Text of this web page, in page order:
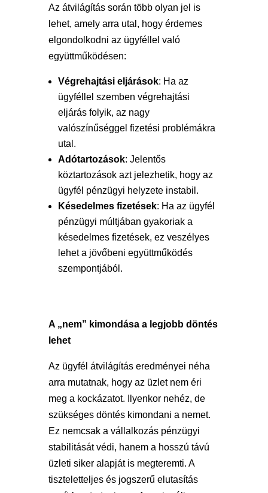
Az átvilágítás során több olyan jel is
lehet, amely arra utal, hogy érdemes
elgondolkodni az ügyféllel való
együttműködésen:
Végrehajtási eljárások: Ha az
ügyféllel szemben végrehajtási
eljárás folyik, az nagy
valószínűséggel fizetési problémákra
utal.
Adótartozások: Jelentős
köztartozások azt jelezhetik, hogy az
ügyfél pénzügyi helyzete instabil.
Késedelmes fizetések: Ha az ügyfél
pénzügyi múltjában gyakoriak a
késedelmes fizetések, ez veszélyes
lehet a jövőbeni együttműködés
szempontjából.
A „nem” kimondása a legjobb döntés
lehet
Az ügyfél átvilágítás eredményei néha
arra mutatnak, hogy az üzlet nem éri
meg a kockázatot. Ilyenkor nehéz, de
szükséges döntés kimondani a nemet.
Ez nemcsak a vállalkozás pénzügyi
stabilitását védi, hanem a hosszú távú
üzleti siker alapját is megteremti. A
tiszteletteljes és jogszerű elutasítás